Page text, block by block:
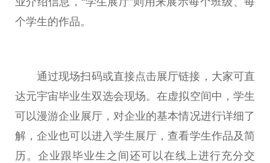
个学生的作品。
通过现场扫码或直接点击展厅链接，大家可直
达元宇宙毕业生双选会现场。在虚拟空间中，学生
可以漫游企业展厅，对企业的基本情况进行详细了
解，企业也可以进入学生展厅，查看学生作品及简
历。企业跟毕业生之间还可以在线上进行充分交